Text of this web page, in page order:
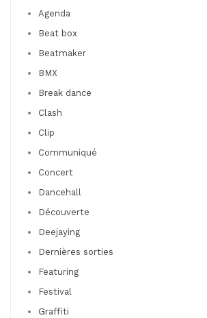
Agenda
Beat box
Beatmaker
BMX
Break dance
Clash
Clip
Communiqué
Concert
Dancehall
Découverte
Deejaying
Dernières sorties
Featuring
Festival
Graffiti